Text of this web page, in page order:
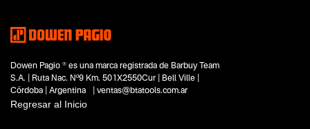
Segmentos - pendiente
Hobbistas
Capacidad
No items found.
Dowen Pagio ® es una marca registrada de Barbuy Team
S.A. | Ruta Nac. Nº9 Km. 501X2550Cur | Bell Ville |
Córdoba | Argentina | ventas@btatools.com.ar
Regresar al Inicio